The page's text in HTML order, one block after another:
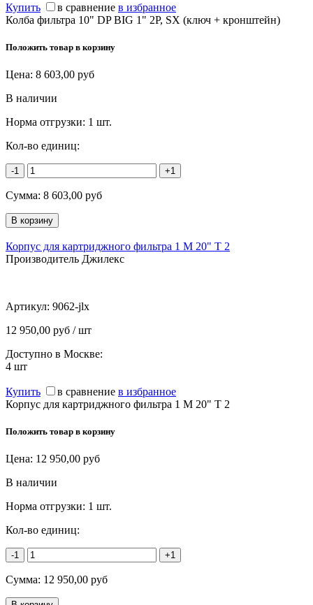
Купить в сравнение в избранное
Колба фильтра 10" DP BIG 1" 2P, SX (ключ + кронштейн)
Положить товар в корзину
Цена: 8 603,00 руб
В наличии
Норма отгрузки: 1 шт.
Кол-во единиц:
-1 +1
Сумма: 8 603,00 руб
Корпус для картриджного фильтра 1 М 20" Т 2
Производитель Джилекс
Артикул: 9062-jlx
12 950,00 руб / шт
Доступно в Москве:
4 шт
Купить в сравнение в избранное
Корпус для картриджного фильтра 1 М 20" Т 2
Положить товар в корзину
Цена: 12 950,00 руб
В наличии
Норма отгрузки: 1 шт.
Кол-во единиц:
-1 +1
Сумма: 12 950,00 руб